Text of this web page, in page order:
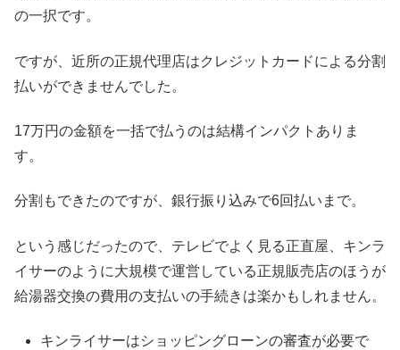
の一択です。
ですが、近所の正規代理店はクレジットカードによる分割
払いができませんでした。
17万円の金額を一括で払うのは結構インパクトありま
す。
分割もできたのですが、銀行振り込みで6回払いまで。
という感じだったので、テレビでよく見る正直屋、キンラ
イサーのように大規模で運営している正規販売店のほうが
給湯器交換の費用の支払いの手続きは楽かもしれません。
キンライサーはショッピングローンの審査が必要で